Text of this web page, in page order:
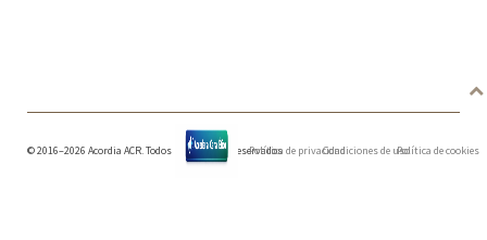
© 2016–2026 Acordia ACR. Todos los derechos reservadosPolítica de privacidadCondiciones de usoPolítica de cookies